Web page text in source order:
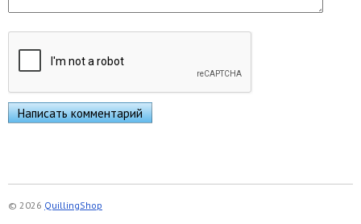
© 2026 QuillingShop